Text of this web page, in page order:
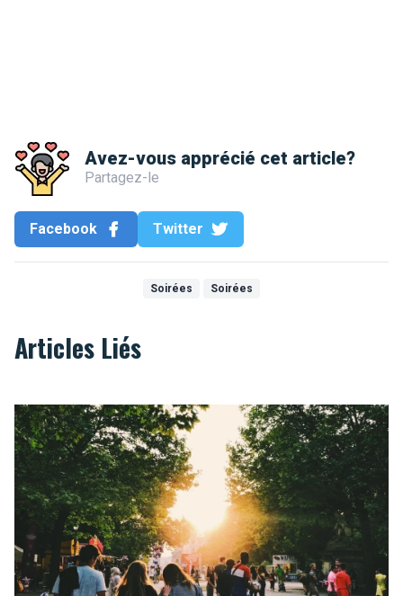
Avez-vous apprécié cet article?
Partagez-le
Facebook Twitter
Soirées Soirées
Articles Liés
Les meilleures façons de faire des rencontres à Bruxelles